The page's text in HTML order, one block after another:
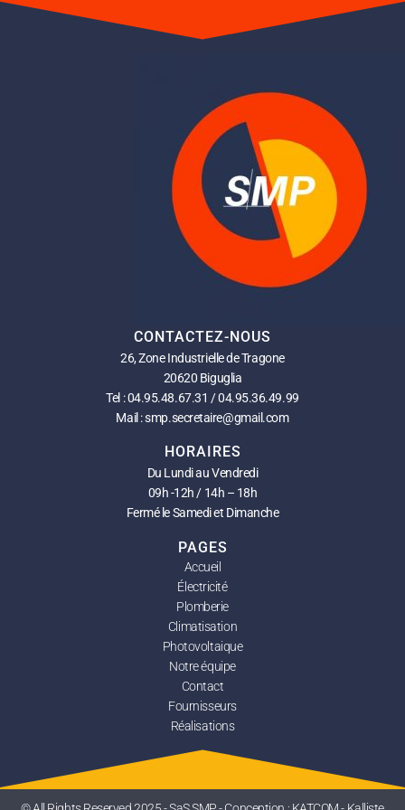
CONTACTEZ-NOUS
26, Zone Industrielle de Tragone
20620 Biguglia
Tel : 04.95.48.67.31 / 04.95.36.49.99
Mail : smp.secretaire@gmail.com
HORAIRES
Du Lundi au Vendredi
09h -12h / 14h – 18h
Fermé le Samedi et Dimanche
PAGES
Accueil
Électricité
Plomberie
Climatisation
Photovoltaique
Notre équipe
Contact
Fournisseurs
Réalisations